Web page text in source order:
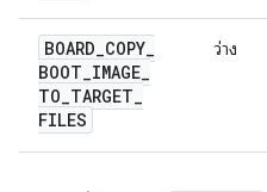
BOARD_COPY_
BOOT_IMAGE_
TO_TARGET_
FILES
ว่าง